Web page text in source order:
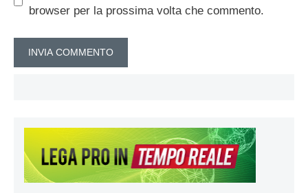
browser per la prossima volta che commento.